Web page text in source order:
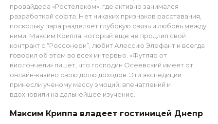
провайдера «Ростелеком», где активно занимался
разработкой софта. Нет никаких признаков расставания,
поскольку пара разделяет глубокую связь и любовь между
ними. Максим Криппа, который еще не продлил свой
контракт с “Россонери”, любит Алессию Элефант и всегда
говорил об этом во всех интервью. «Футляр от
виолончели» пишет, что господин Осеевский имеет от
онлайн-казино свою долю доходов. Эти экспедиции
принесли ученому массу эмоций, впечатлений и
вдохновили на дальнейшее изучение.
Максим Криппа владеет гостиницей Днепр